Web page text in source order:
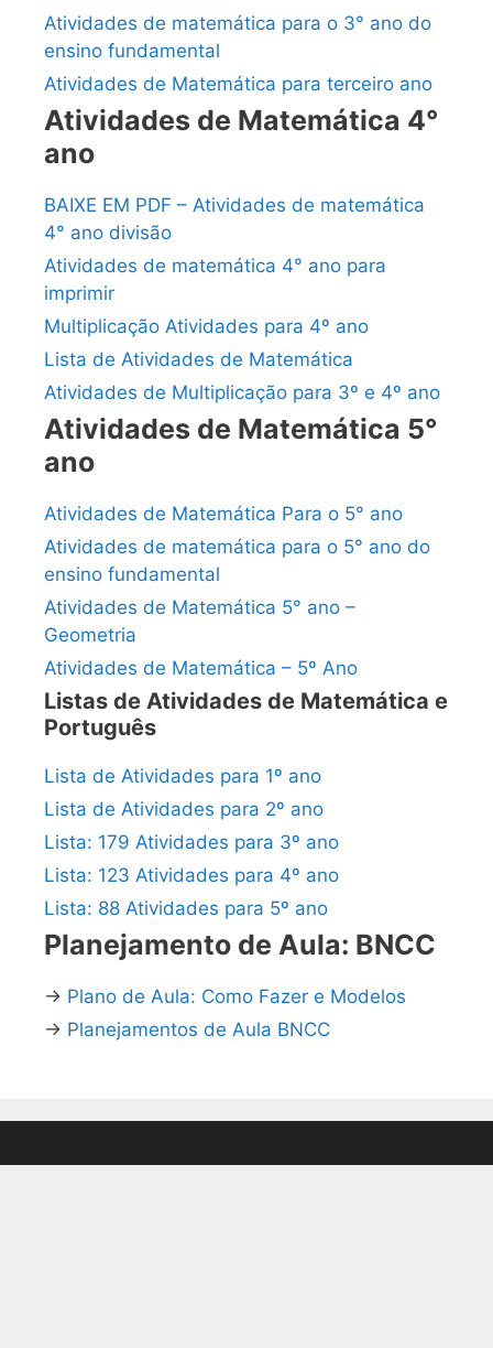
Atividades de matemática para o 3° ano do
ensino fundamental
Atividades de Matemática para terceiro ano
Atividades de Matemática 4°
ano
BAIXE EM PDF – Atividades de matemática
4° ano divisão
Atividades de matemática 4° ano para
imprimir
Multiplicação Atividades para 4º ano
Lista de Atividades de Matemática
Atividades de Multiplicação para 3º e 4º ano
Atividades de Matemática 5°
ano
Atividades de Matemática Para o 5° ano
Atividades de matemática para o 5° ano do
ensino fundamental
Atividades de Matemática 5° ano –
Geometria
Atividades de Matemática – 5º Ano
Listas de Atividades de Matemática e
Português
Lista de Atividades para 1º ano
Lista de Atividades para 2º ano
Lista: 179 Atividades para 3º ano
Lista: 123 Atividades para 4º ano
Lista: 88 Atividades para 5º ano
Planejamento de Aula: BNCC
→ Plano de Aula: Como Fazer e Modelos
→ Planejamentos de Aula BNCC